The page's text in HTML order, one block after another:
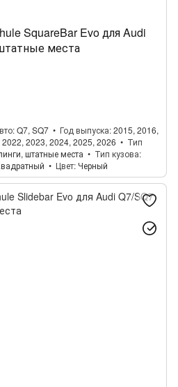
SquareBar Evo для Audi
места
Q7, SQ7 Год выпуска 2015, 2016,
2023, 2024, 2025, 2026
Тип
штатные места
Тип кузова
Цвет Черный